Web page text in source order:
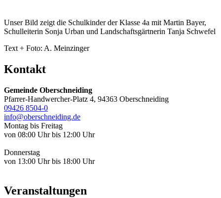
Unser Bild zeigt die Schulkinder der Klasse 4a mit Martin Bayer,
Schulleiterin Sonja Urban und Landschaftsgärtnerin Tanja Schwefel
Text + Foto: A. Meinzinger
Kontakt
Gemeinde Oberschneiding
Pfarrer-Handwercher-Platz 4, 94363 Oberschneiding
09426 8504-0
info@oberschneiding.de
Montag bis Freitag
von 08:00 Uhr bis 12:00 Uhr
Donnerstag
von 13:00 Uhr bis 18:00 Uhr
Veranstaltungen